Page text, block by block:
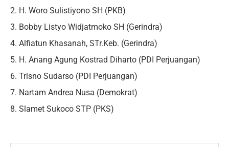
2. H. Woro Sulistiyono SH (PKB)
3. Bobby Listyo Widjatmoko SH (Gerindra)
4. Alfiatun Khasanah, STr.Keb. (Gerindra)
5. H. Anang Agung Kostrad Diharto (PDI Perjuangan)
6. Trisno Sudarso (PDI Perjuangan)
7. Nartam Andrea Nusa (Demokrat)
8. Slamet Sukoco STP (PKS)